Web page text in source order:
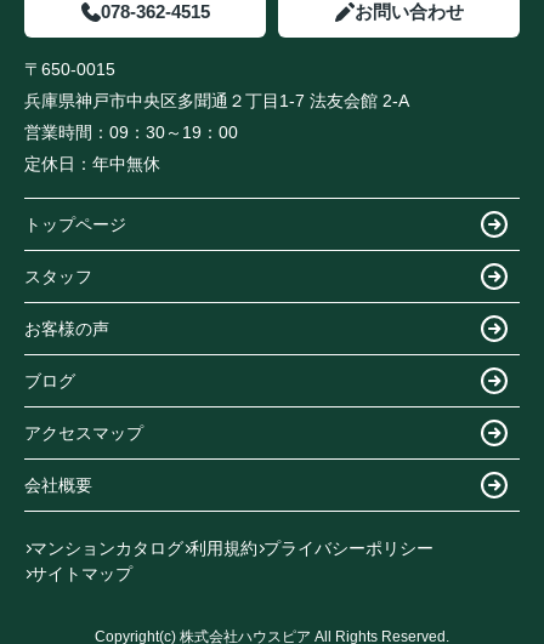
078-362-4515 お問い合わせ
〒650-0015
兵庫県神戸市中央区多聞通２丁目1-7 法友会館 2-A
営業時間： 09：30～19：00
定休日： 年中無休
トップページ
スタッフ
お客様の声
ブログ
アクセスマップ
会社概要
マンションカタログ 利用規約 プライバシーポリシー
サイトマップ
Copyright(c) 株式会社ハウスピア All Rights Reserved.